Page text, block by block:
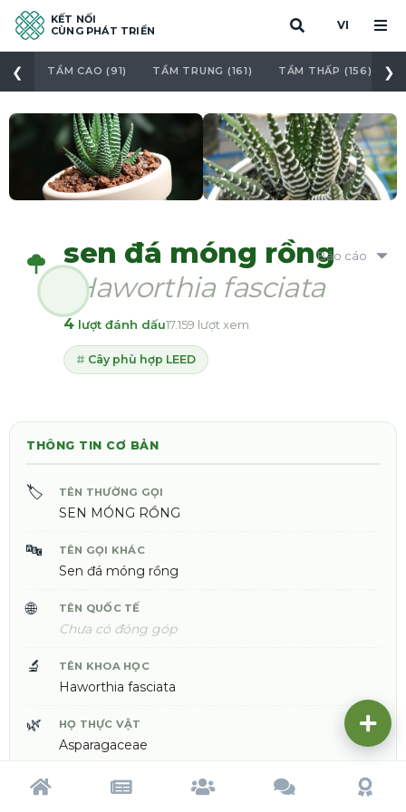
KẾT NỐI
CÙNG PHÁT TRIỂN
VI
❮ TẦM CAO (91) TẦM TRUNG (161) TẦM THẤP (156) ❯
sen đá móng rồng
Haworthia fasciata
4 lượt đánh dấu17.159 lượt xem
Cây phù hợp LEED
Báo cáo
THÔNG TIN CƠ BẢN
🏷️ TÊN THƯỜNG GỌI
SEN MÓNG RỒNG
🔤 TÊN GỌI KHÁC
Sen đá móng rồng
🌐 TÊN QUỐC TẾ
Chưa có đóng góp
🔬 TÊN KHOA HỌC
Haworthia fasciata
🌿 HỌ THỰC VẬT
Asparagaceae
🧬
Trang chủ Tạp chí Cộng đồng Cố vấn Dấu ấn